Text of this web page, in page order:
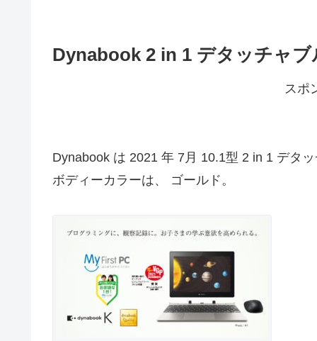
Dynabook 2 in 1 デタッチャ
スポ
Dynabook は 2021 年 7月 10.1型 2 in 1 デタ
ボディーカラーは、 ゴールド。